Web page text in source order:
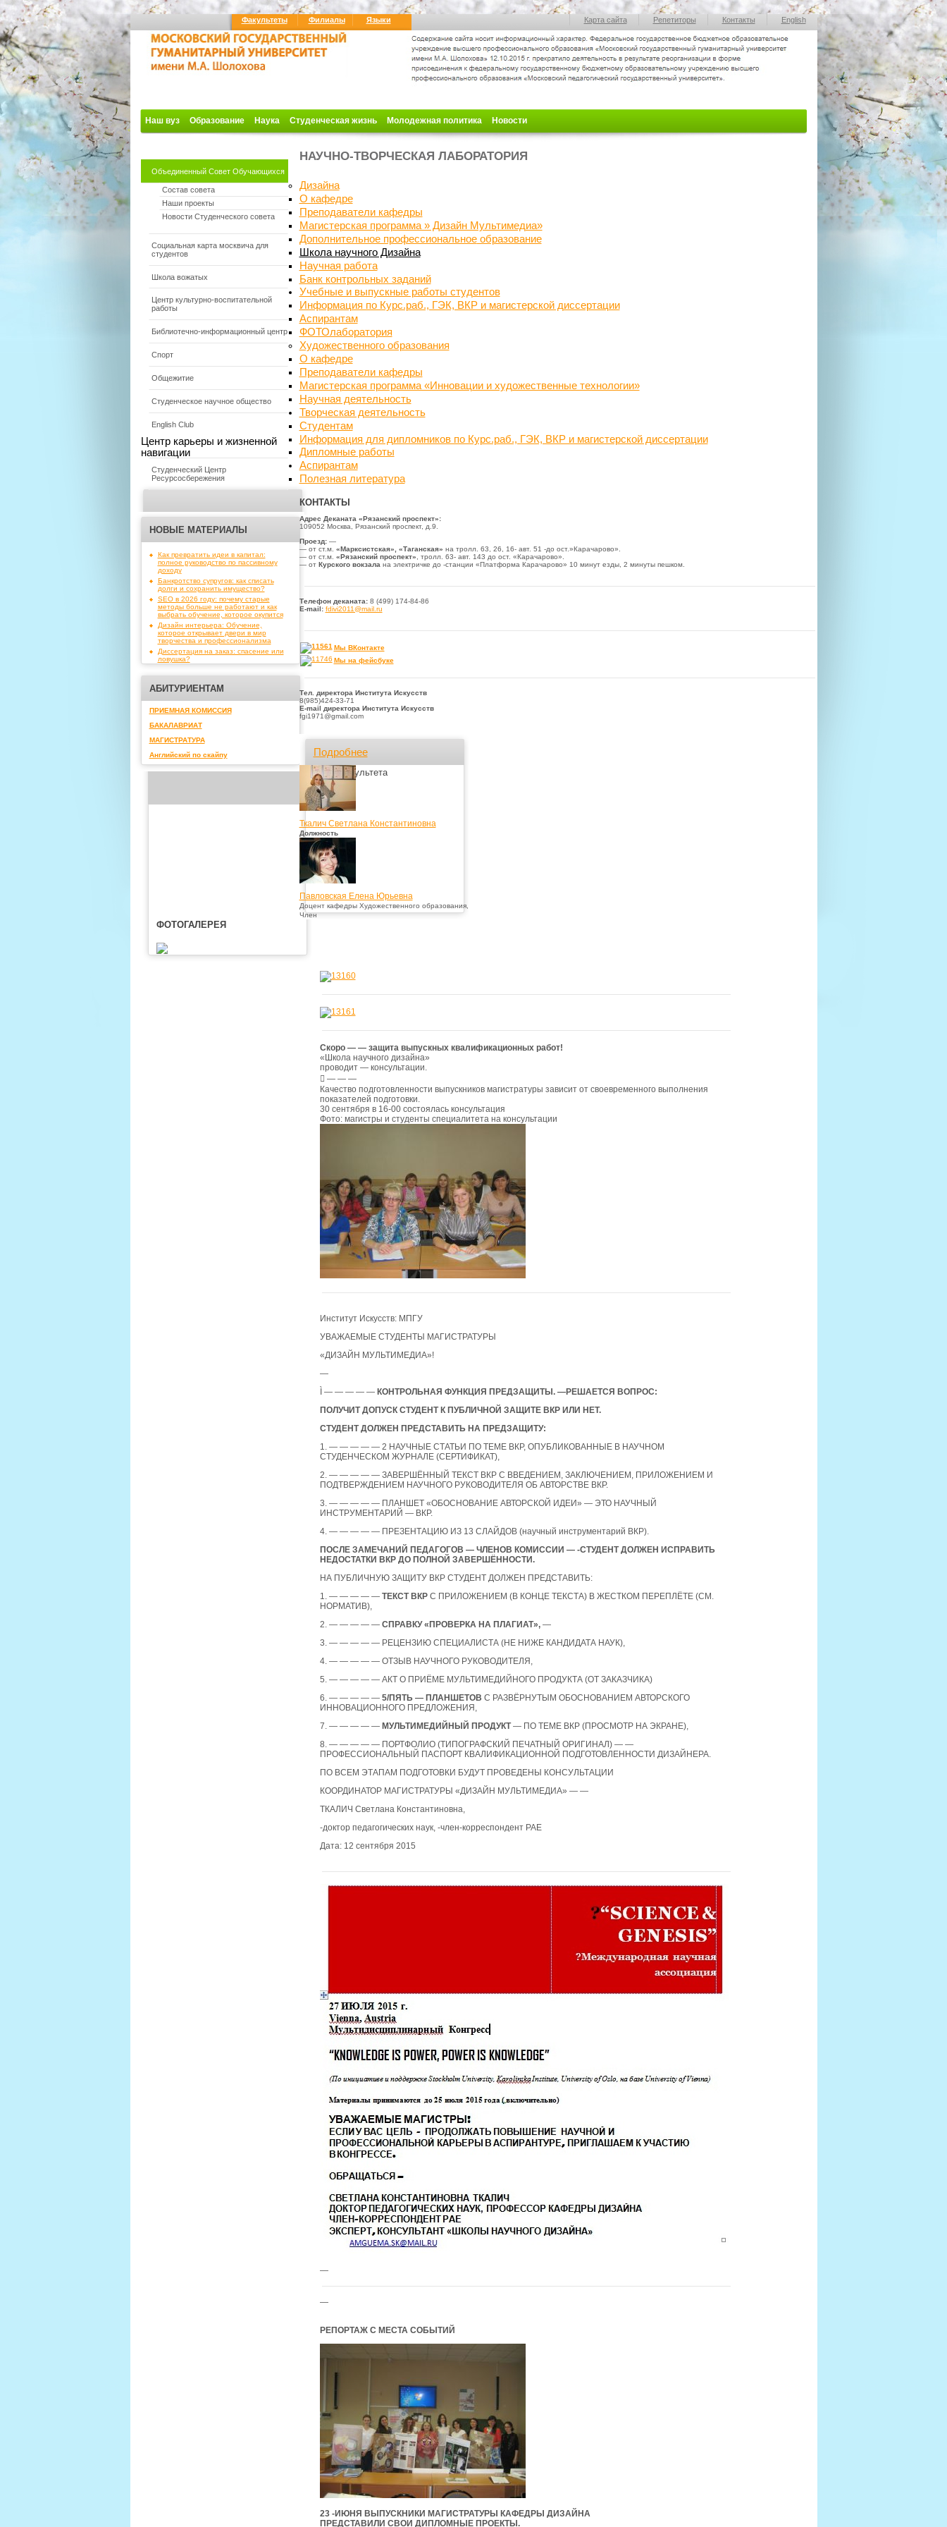
Факультеты Филиалы Языки Карта сайта Репетиторы Контакты English
Наш вуз Образование Наука Студенческая жизнь Молодежная политика Новости
Объединенный Совет Обучающихся
Состав совета
Наши проекты
Новости Студенческого совета
Социальная карта москвича для
студентов
Школа вожатых
Центр культурно-воспитательной
работы
Библиотечно-информационный центр
Спорт
Общежитие
Студенческое научное общество
English Club
Центр карьеры и жизненной
навигации
Студенческий Центр
Ресурсосбережения
НОВЫЕ МАТЕРИАЛЫ
Как превратить идеи в капитал:
полное руководство по пассивному
доходу
Банкротство супругов: как списать
долги и сохранить имущество?
SEO в 2026 году: почему старые
методы больше не работают и как
выбрать обучение, которое окупится
Дизайн интерьера: Обучение,
которое открывает двери в мир
творчества и профессионализма
Диссертация на заказ: спасение или
ловушка?
АБИТУРИЕНТАМ
ПРИЕМНАЯ КОМИССИЯ
БАКАЛАВРИАТ
МАГИСТРАТУРА
Английский по скайпу
НАУЧНО-ТВОРЧЕСКАЯ ЛАБОРАТОРИЯ
Дизайна
О кафедре
Преподаватели кафедры
Магистерская программа » Дизайн Мультимедиа»
Дополнительное профессиональноеобразование
Школа научного Дизайна
Научная работа
Банк контрольных заданий
Учебные и выпускные работы студентов
Информация по Курс.раб., ГЭК, ВКР и магистерской диссертации
Аспирантам
ФОТОлаборатория
Художественного образования
О кафедре
Преподаватели кафедры
Магистерская программа «Инновации и художественные технологии»
Научная деятельность
Творческая деятельность
Студентам
Информация для дипломников по Курс.раб., ГЭК, ВКР и магистерской диссертации
Дипломные работы
Аспирантам
Полезная литература
КОНТАКТЫ
Адрес Деканата «Рязанский проспект»:
109052 Москва, Рязанский проспект, д.9.
Проезд:—
— от ст.м. «Марксистская», «Таганская» на тролл. 63, 26, 16- авт. 51 -до ост.»Карачарово».
— от ст.м. «Рязанский проспект», тролл. 63- авт. 143 до ост. «Карачарово».
— от Курского вокзалана электричке до -станции «Платформа Карачарово» 10 минут езды, 2 минуты пешком.
Телефон деканата:8 (499) 174-84-86
E-mail: fdivi2011@mail.ru
Мы ВКонтакте
Мы на фейсбуке
Тел. директора Института Искусств
8(985)424-33-71
E-mail директора Института Искусств
fgi1971@gmail.com
Подробнее
Лица факультета
Ткалич Светлана Константиновна
Должность
Павловская Елена Юрьевна
Доцент кафедры Художественного образования,
Член
ФОТОГАЛЕРЕЯ
Скоро — — защита выпускных квалификационных работ!
«Школа научного дизайна»
проводит — консультации.
 — — —
Качество подготовленности выпускников магистратуры зависит от своевременного выполнения
показателей подготовки.
30 сентября в 16-00 состоялась консультация
Фото: магистры и студенты специалитета на консультации
Институт Искусств: МПГУ
УВАЖАЕМЫЕ СТУДЕНТЫ МАГИСТРАТУРЫ
«ДИЗАЙН МУЛЬТИМЕДИА»!
—
— — — — — КОНТРОЛЬНАЯ ФУНКЦИЯ ПРЕДЗАЩИТЫ. —РЕШАЕТСЯ ВОПРОС:
ПОЛУЧИТ ДОПУСК СТУДЕНТ К ПУБЛИЧНОЙ ЗАЩИТЕ ВКР ИЛИ НЕТ.
СТУДЕНТ ДОЛЖЕН ПРЕДСТАВИТЬ НА ПРЕДЗАЩИТУ:
1.— — — — — 2 НАУЧНЫЕ СТАТЬИ ПО ТЕМЕ ВКР, ОПУБЛИКОВАННЫЕ В НАУЧНОМ
СТУДЕНЧЕСКОМ ЖУРНАЛЕ (СЕРТИФИКАТ),
2.— — — — — ЗАВЕРШЁННЫЙ ТЕКСТ ВКРС ВВЕДЕНИЕМ, ЗАКЛЮЧЕНИЕМ, ПРИЛОЖЕНИЕМ И
ПОДТВЕРЖДЕНИЕМ НАУЧНОГО РУКОВОДИТЕЛЯ ОБ АВТОРСТВЕ ВКР.
3.— — — — — ПЛАНШЕТ«ОБОСНОВАНИЕ АВТОРСКОЙ ИДЕИ» — ЭТО НАУЧНЫЙ
ИНСТРУМЕНТАРИЙ — ВКР.
4.— — — — — ПРЕЗЕНТАЦИЮИЗ 13 СЛАЙДОВ (научный инструментарий ВКР).
ПОСЛЕ ЗАМЕЧАНИЙ ПЕДАГОГОВ — ЧЛЕНОВ КОМИССИИ — -СТУДЕНТ ДОЛЖЕН ИСПРАВИТЬ
НЕДОСТАТКИ ВКР ДО ПОЛНОЙ ЗАВЕРШЁННОСТИ.
НА ПУБЛИЧНУЮ ЗАЩИТУ ВКР СТУДЕНТ ДОЛЖЕН ПРЕДСТАВИТЬ:
1.— — — — — ТЕКСТ ВКРС ПРИЛОЖЕНИЕМ (В КОНЦЕ ТЕКСТА) В ЖЕСТКОМ ПЕРЕПЛЁТЕ (СМ.
НОРМАТИВ),
2.— — — — — СПРАВКУ«ПРОВЕРКА НА ПЛАГИАТ»,—
3.— — — — — РЕЦЕНЗИЮСПЕЦИАЛИСТА (НЕ НИЖЕ КАНДИДАТА НАУК),
4.— — — — — ОТЗЫВНАУЧНОГО РУКОВОДИТЕЛЯ,
5.— — — — — АКТ О ПРИЁМЕМУЛЬТИМЕДИЙНОГО ПРОДУКТА (ОТ ЗАКАЗЧИКА)
6.— — — — — 5/ПЯТЬ — ПЛАНШЕТОВ С РАЗВЁРНУТЫМ ОБОСНОВАНИЕМ АВТОРСКОГО
ИННОВАЦИОННОГО ПРЕДЛОЖЕНИЯ,
7.— — — — — МУЛЬТИМЕДИЙНЫЙ ПРОДУКТ— ПО ТЕМЕ ВКР (ПРОСМОТР НА ЭКРАНЕ),
8.— — — — — ПОРТФОЛИО(ТИПОГРАФСКИЙ ПЕЧАТНЫЙ ОРИГИНАЛ) — —
ПРОФЕССИОНАЛЬНЫЙ ПАСПОРТ КВАЛИФИКАЦИОННОЙ ПОДГОТОВЛЕННОСТИ ДИЗАЙНЕРА.
ПО ВСЕМ ЭТАПАМ ПОДГОТОВКИ БУДУТ ПРОВЕДЕНЫ КОНСУЛЬТАЦИИ
КООРДИНАТОР МАГИСТРАТУРЫ «ДИЗАЙН МУЛЬТИМЕДИА» — —
ТКАЛИЧ Светлана Константиновна,
-доктор педагогических наук, -член-корреспондент РАЕ
Дата: 12 сентября 2015
—
—
РЕПОРТАЖ С МЕСТА СОБЫТИЙ
23 -ИЮНЯ ВЫПУСКНИКИ МАГИСТРАТУРЫ КАФЕДРЫ ДИЗАЙНА
ПРЕДСТАВИЛИ СВОИ ДИПЛОМНЫЕ ПРОЕКТЫ.